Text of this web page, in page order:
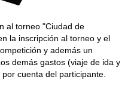
al torneo "Ciudad de
la inscripción al torneo y el
y además un
demás gastos (viaje de ida y
cuenta del participante.